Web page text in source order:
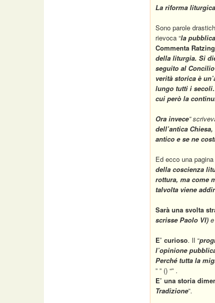
La riforma
Sono parole
rievoca “la
Commenta
della liturgia. Si
seguito al
verità storica è
lungo tutti i
cui però la
Ora invece”
dell’antica
antico e se ne
Ed ecco una
della coscienza
rottura, ma come
talvolta viene
Sarà una svolta
scrisse Paolo VI)
E’ curioso. Il “
l’opinione
Perché tutta la
” ” () “” .
E’ una storia
Tradizione”.